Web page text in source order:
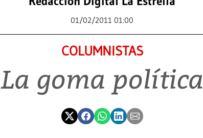
01/02/2011 01:00
COLUMNISTAS
La goma política